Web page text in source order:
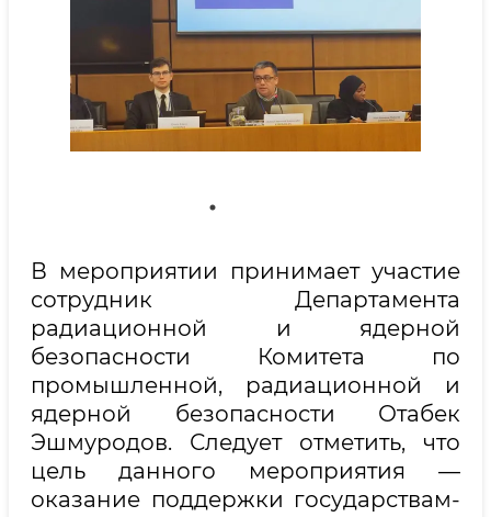
В мероприятии принимает участие
сотрудник Департамента
радиационной и ядерной
безопасности Комитета по
промышленной, радиационной и
ядерной безопасности Отабек
Эшмуродов. Следует отметить, что
цель данного мероприятия —
оказание поддержки государствам-